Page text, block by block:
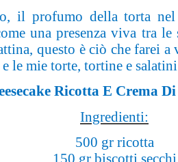
il profumo della torta
una presenza viva tra le
questo è ciò che farei
le mie torte, tortine e
Ricotta E Crema
Ingredienti:
500 gr ricotta
150 gr biscotti secchi